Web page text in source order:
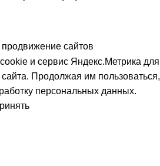
сайтов
и сервис Яндекс.Метрика для
Продолжая им пользоваться,
персональных данных.